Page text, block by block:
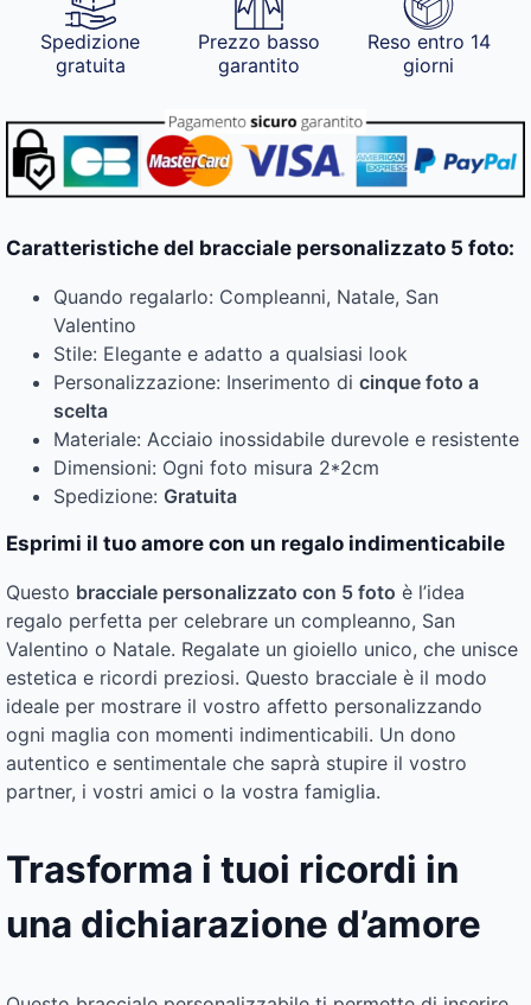
Spedizione
gratuita
Prezzo basso
garantito
Reso entro 14
giorni
Caratteristiche del bracciale personalizzato 5 foto:
Quando regalarlo: Compleanni, Natale, San
Valentino
Stile: Elegante e adatto a qualsiasi look
Personalizzazione: Inserimento di cinque foto a
scelta
Materiale: Acciaio inossidabile durevole e resistente
Dimensioni: Ogni foto misura 2*2cm
Spedizione: Gratuita
Esprimi il tuo amore con un regalo indimenticabile
Questo bracciale personalizzato con 5 foto è l’idea
regalo perfetta per celebrare un compleanno, San
Valentino o Natale. Regalate un gioiello unico, che unisce
estetica e ricordi preziosi. Questo bracciale è il modo
ideale per mostrare il vostro affetto personalizzando
ogni maglia con momenti indimenticabili. Un dono
autentico e sentimentale che saprà stupire il vostro
partner, i vostri amici o la vostra famiglia.
Trasforma i tuoi ricordi in
una dichiarazione d’amore